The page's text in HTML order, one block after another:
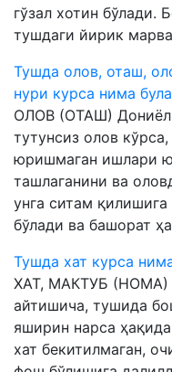
гўзал хотин бўлади.
тушдаги йирик
Тушда олов, оташ,
нури курса нима
ОЛОВ (ОТАШ) Дониёл
тутунсиз олов
юришмаган ишлари
ташлаганини ва
унга ситам
бўлади ва башорат
Тушда хат курса
ХАТ, МАКТУБ (НОМА)
айтишича, тушида
яширин нарса
хат бекитилмаган,